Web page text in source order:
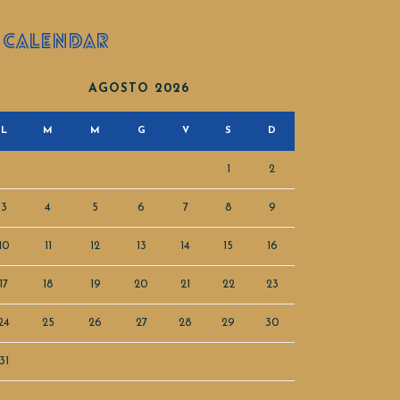
CALENDAR
AGOSTO 2026
L M M G V S D
1 2
3 4 5 6 7 8 9
11 12 13 14 15 16
17 18 19 20 21 22 23
25 26 27 28 29 30